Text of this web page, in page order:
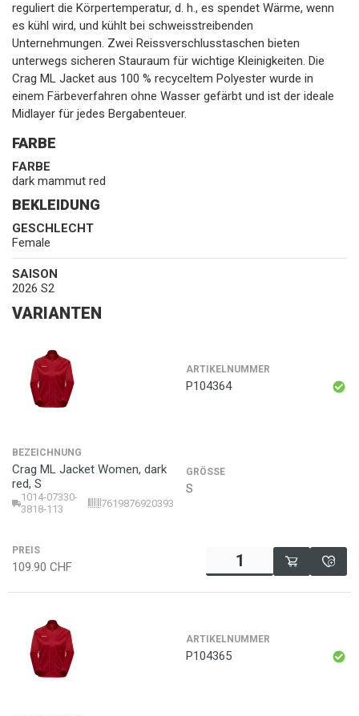
reguliert die Körpertemperatur, d. h., es spendet Wärme, wenn
es kühl wird, und kühlt bei schweisstreibenden
Unternehmungen. Zwei Reissverschlusstaschen bieten
unterwegs sicheren Stauraum für wichtige Kleinigkeiten. Die
Crag ML Jacket aus 100 % recyceltem Polyester wurde in
einem Färbeverfahren ohne Wasser gefärbt und ist der ideale
Midlayer für jedes Bergabenteuer.
FARBE
FARBE
dark mammut red
BEKLEIDUNG
GESCHLECHT
Female
SAISON
2026 S2
VARIANTEN
ARTIKELNUMMER
P104364
BEZEICHNUNG
Crag ML Jacket Women, dark
red, S
1014-07330-
3818-113
7619876920393
GRÖSSE
S
PREIS
109.90 CHF
ARTIKELNUMMER
P104365